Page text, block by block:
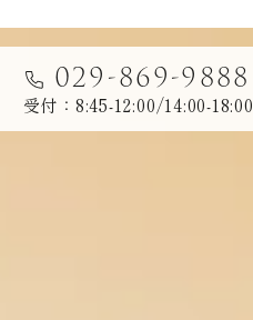
029-869-9888
受付：8:45-12:00/14:00-18:00